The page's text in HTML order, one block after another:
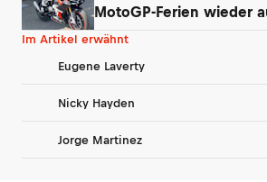
MotoGP-Ferien wieder
Motorrad
Im Artikel erwähnt
Eugene Laverty
Nicky Hayden
Jorge Martinez